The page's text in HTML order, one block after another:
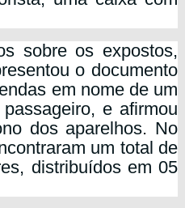
sobre os expostos,
o documento
em nome de um
e afirmou
dos aparelhos. No
um total de
distribuídos em 05